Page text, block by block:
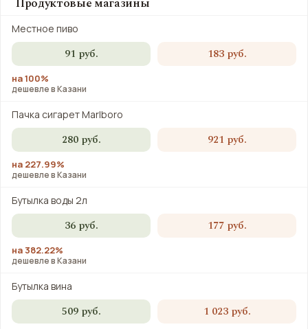
Местное пиво
91 руб. 183 руб.
на 100%
дешевле в Казани
Пачка сигарет Marlboro
280 руб. 921 руб.
на 227.99%
дешевле в Казани
Бутылка воды 2л
36 руб. 177 руб.
на 382.22%
дешевле в Казани
Бутылка вина
509 руб. 1 023 руб.